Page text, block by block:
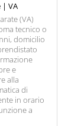
| VA
(VA)
tecnico o
domicilio
e
alla
di
in orario
a